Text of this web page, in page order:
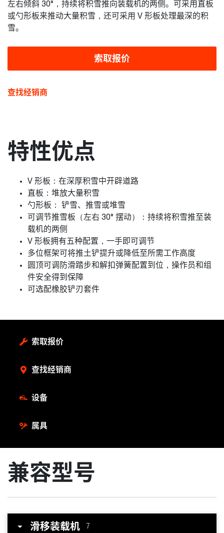
左右倾斜 30°，持续将积雪推向装载机的两侧。可采用直板
或勺形板来推动大量积雪，还可采用 V 形板处理最深的积
雪。
索取报价
查找经销商
特性优点
V 形板：在深厚积雪中开辟道路
直板：堆放大量积雪
勺形板： 铲雪、推雪或堆雪
可调节推雪板（左右 30° 摆动）：持续将积雪推至装
载机的两侧
V 形板拥有五种配置，一手即可调节
多位框架可将推土铲提升或降低至所需工作高度
圆顶可调防滑踏步和解扣弹簧配置到位，操作员和组
件安全得到保障
可选配橡胶铲刃套件
索取报价
查找经销商
设备
属具
兼容型号
滑移装载机 7